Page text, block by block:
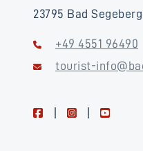
23795 Bad Segeberg
+49 4551 96490
tourist-
facebookinstagramyoutube